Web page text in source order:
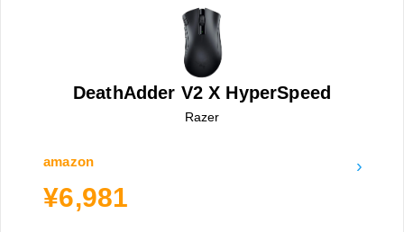
DeathAdder V2 X HyperSpeed
Razer
amazon
¥6,981
›